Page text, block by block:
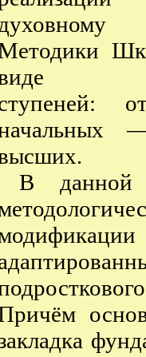
В данной